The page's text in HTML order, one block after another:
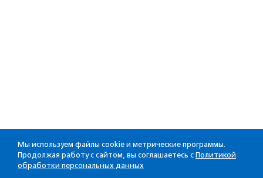
Мы используем файлы cookie и метрические программы.
Продолжая работу с сайтом, вы соглашаетесь с Политикой
обработки персональных данных